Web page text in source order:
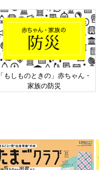
」
アで購入したおやつケー
いうくらい愛用しているん
れており、お子さんはこの
です♪
まとめ買い
「もしものときの」赤ちゃん・
家族の防災